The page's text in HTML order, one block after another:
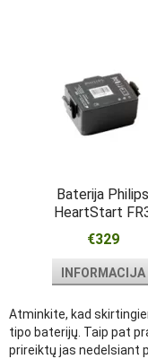
Baterija Philips
HeartStart
€329
INFORMACIJA
Atminkite, kad
tipo baterijų. Taip pat
prireiktų jas nedelsiant